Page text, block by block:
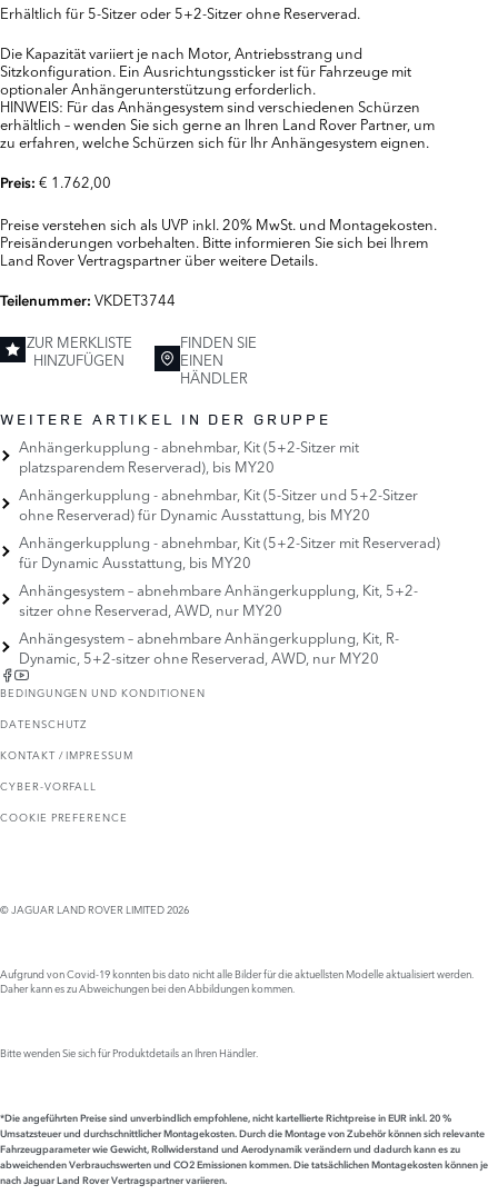
Erhältlich für 5-Sitzer oder 5+2-Sitzer ohne Reserverad.
Die Kapazität variiert je nach Motor, Antriebsstrang und
Sitzkonfiguration. Ein Ausrichtungssticker ist für Fahrzeuge mit
optionaler Anhängerunterstützung erforderlich.
HINWEIS: Für das Anhängesystem sind verschiedenen Schürzen
erhältlich – wenden Sie sich gerne an Ihren Land Rover Partner, um
zu erfahren, welche Schürzen sich für Ihr Anhängesystem eignen.
Preis: € 1.762,00
Preise verstehen sich als UVP inkl. 20% MwSt. und Montagekosten.
Preisänderungen vorbehalten. Bitte informieren Sie sich bei Ihrem
Land Rover Vertragspartner über weitere Details.
Teilenummer: VKDET3744
ZUR MERKLISTE
HINZUFÜGEN
FINDEN SIE
EINEN
HÄNDLER
WEITERE ARTIKEL IN DER GRUPPE
Anhängerkupplung - abnehmbar, Kit (5+2-Sitzer mit
platzsparendem Reserverad), bis MY20
Anhängerkupplung - abnehmbar, Kit (5-Sitzer und 5+2-Sitzer
ohne Reserverad) für Dynamic Ausstattung, bis MY20
Anhängerkupplung - abnehmbar, Kit (5+2-Sitzer mit Reserverad)
für Dynamic Ausstattung, bis MY20
Anhängesystem – abnehmbare Anhängerkupplung, Kit, 5+2-
sitzer ohne Reserverad, AWD, nur MY20
Anhängesystem – abnehmbare Anhängerkupplung, Kit, R-
Dynamic, 5+2-sitzer ohne Reserverad, AWD, nur MY20
BEDINGUNGEN UND KONDITIONEN
DATENSCHUTZ
KONTAKT / IMPRESSUM
CYBER-VORFALL
COOKIE PREFERENCE
© JAGUAR LAND ROVER LIMITED 2026
Aufgrund von Covid-19 konnten bis dato nicht alle Bilder für die aktuellsten Modelle aktualisiert werden.
Daher kann es zu Abweichungen bei den Abbildungen kommen.
Bitte wenden Sie sich für Produktdetails an Ihren Händler.
*Die angeführten Preise sind unverbindlich empfohlene, nicht kartellierte Richtpreise in EUR inkl. 20 %
Umsatzsteuer und durchschnittlicher Montagekosten. Durch die Montage von Zubehör können sich relevante
Fahrzeugparameter wie Gewicht, Rollwiderstand und Aerodynamik verändern und dadurch kann es zu
abweichenden Verbrauchswertenund CO2 Emissionen kommen.Die tatsächlichen Montagekosten können je
nach Jaguar Land Rover Vertragspartner variieren.